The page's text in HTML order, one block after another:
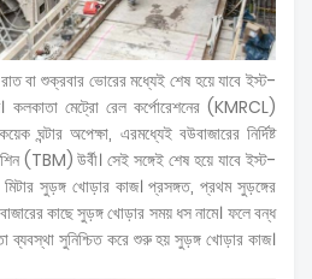
বা শুক্রবার ভোরের মধ্যেই শেষ হয়ে যাবে ইস্ট-
কলকাতা মেট্রো রেল কর্পোরেশনের (KMRCL)
ঘন্টার অপেক্ষা, এরমধ্যেই বউবাজারের নির্দিষ্ট
(TBM) উর্বী। সেই সঙ্গেই শেষ হয়ে যাবে ইস্ট-
সুড়ঙ্গ খোড়ার কাজ। প্রসঙ্গত, প্রথম সুড়ঙ্গের
কাছে সুড়ঙ্গ খোড়ার সময় ধস নামে। ফলে বন্ধ
ব্যবস্থা সুনিশ্চিত করে শুরু হয় সুড়ঙ্গ খোড়ার কাজ।